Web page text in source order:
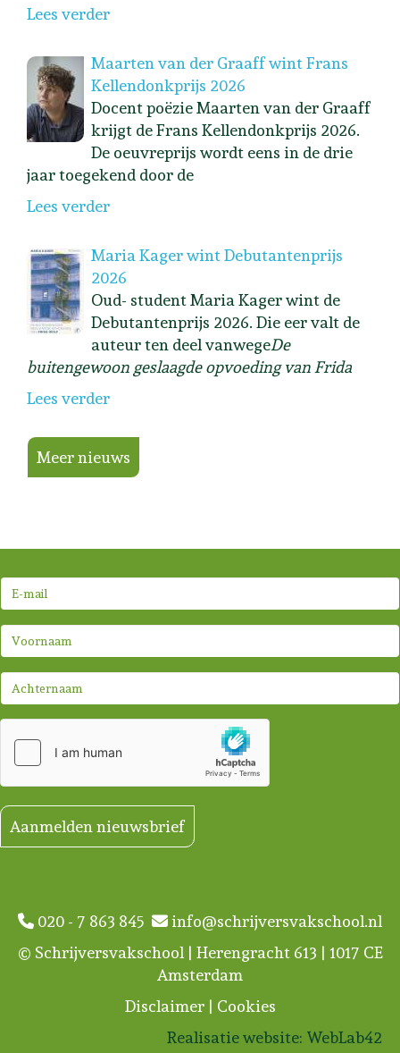
Lees verder
Maarten van der Graaff wint Frans
Kellendonkprijs 2026
Docent poëzie Maarten van der Graaff
krijgt de Frans Kellendonkprijs 2026.
De oeuvreprijs wordt eens in de drie
jaar toegekend door de
Lees verder
Maria Kager wint Debutantenprijs
2026
Oud- student Maria Kager wint de
Debutantenprijs 2026. Die eer valt de
auteur ten deel vanwegeDe
buitengewoon geslaagde opvoeding van Frida
Lees verder
Meer nieuws
Aanmelden nieuwsbrief
020 - 7 863 845
info@schrijversvakschool.nl
© Schrijversvakschool | Herengracht 613 | 1017 CE
Amsterdam
Disclaimer| Cookies
Realisatie website: WebLab42